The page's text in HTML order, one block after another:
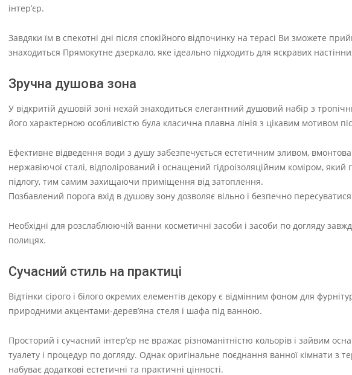
інтер’єр.
Завдяки їм в спекотні дні після спокійного відпочинку на терасі Ви зможете
знаходиться Прямокутне дзеркало, яке ідеально підходить для яскравих
Зручна душова зона
У відкритій душовій зоні нехай знаходиться елегантний душовий набір з
його характерною особливістю була класична плавна лінія з цікавим мотивом
Ефективне відведення води з душу забезпечується естетичним зливом,
нержавіючої сталі, відполірований і оснащений гідроізоляційним коміром,
підлогу, тим самим захищаючи приміщення від затоплення.
Позбавлений порога вхід в душову зону дозволяє вільно і безпечно
Необхідні для розслаблюючій ванни косметичні засоби і засоби по догляду
полицях.
Сучасний стиль на практиці
Відтінки сірого і білого окремих елементів декору є відмінним фоном для
природними акцентами-дерев’яна стеля і шафа під ванною.
Просторий і сучасний інтер’єр не вражає різноманітністю кольорів і зайвим
туалету і процедур по догляду. Однак оригінальне поєднання ванної кімнати
набуває додаткові естетичні та практичні цінності.